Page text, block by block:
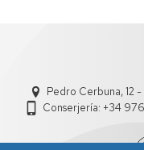
Pedro Cerbuna, 12
Conserjería: +34